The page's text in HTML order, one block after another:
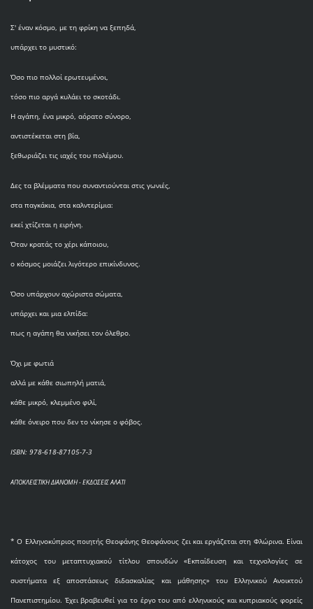
Σ' έναν κόσμο, με τη φρίκη να ξεπηδά,
υπάρχει το μυστικό:
Όσο πιο πολλοί ερωτευμένοι,
τόσο πιο αργά κυλάει το σκοτάδι.
Η αγάπη, ένα μικρό, αόρατο σύνορο,
αντιστέκεται στη βία,
ξεθωριάζει τις ιαχές του πολέμου.
Δες τα βλέμματα που συναντιούνται στις γωνιές,
στα παγκάκια, στα καλντερίμια:
εκεί χτίζεται η ειρήνη.
Όταν κρατάς το χέρι κάποιου,
ο κόσμος μοιάζει λιγότερο επικίνδυνος.
Όσο υπάρχουν αχώριστα σώματα,
υπάρχει και μια ελπίδα:
πως η αγάπη θα νικήσει τον όλεθρο.
Όχι με φωτιά
αλλά με κάθε σιωπηλή ματιά,
κάθε μικρό, κλεμμένο φιλί,
κάθε όνειρο που δεν το νίκησε ο φόβος.
ISBN: 978-618-87105-7-3
ΑΠΟΚΛΕΙΣΤΙΚΗ ΔΙΑΝΟΜΗ - ΕΚΔΟΣΕΙΣ ΑΛΑΤΙ
* O Eλληνοκύπριος ποιητής Θεοφάνης Θεοφάνους ζει και εργάζεται στη Φλώρινα. Είναι
κάτοχος του μεταπτυχιακού τίτλου σπουδών «Εκπαίδευση και τεχνολογίες σε
συστήματα εξ αποστάσεως διδασκαλίας και μάθησης» του Ελληνικού Ανοικτού
Πανεπιστημίου. Έχει βραβευθεί για το έργο του από ελληνικούς και κυπριακούς φορείς